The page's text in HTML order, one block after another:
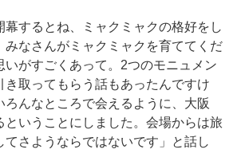
するとね、ミャクミャクの格好をし
みなさんがミャクミャクを育ててくだ
いがすごくあって。2つのモニュメン
き取ってもらう話もあったんですけ
ろんなところで会えるように、大阪
ということにしました。会場からは旅
てさようならではないです」と話し